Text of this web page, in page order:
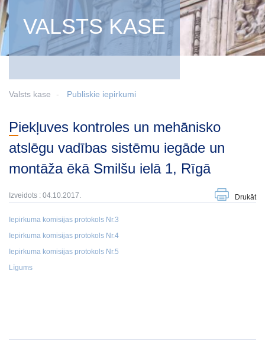
VALSTS KASE
Valsts kase Publiskie iepirkumi
Piekļuves kontroles un mehānisko
atslēgu vadības sistēmu iegāde un
montāža ēkā Smilšu ielā 1, Rīgā
Izveidots : 04.10.2017. Drukāt
Iepirkuma komisijas protokols Nr.3
Iepirkuma komisijas protokols Nr.4
Iepirkuma komisijas protokols Nr.5
Līgums